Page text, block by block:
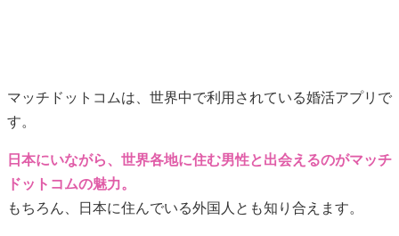
マッチドットコムは、世界中で利用されている婚活アプリで
す。
日本にいながら、世界各地に住む男性と出会えるのがマッチ
ドットコムの魅力。
もちろん、日本に住んでいる外国人とも知り合えます。